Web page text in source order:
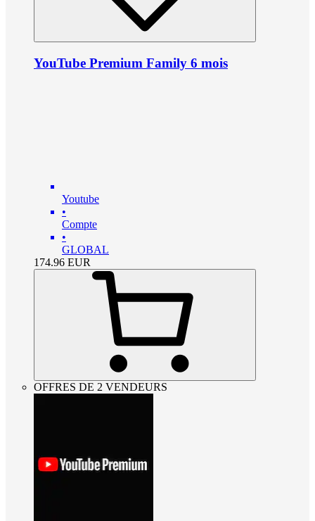
YouTube Premium Family 6 mois
Youtube
•
Compte
•
GLOBAL
174.96 EUR
OFFRES DE 2 VENDEURS